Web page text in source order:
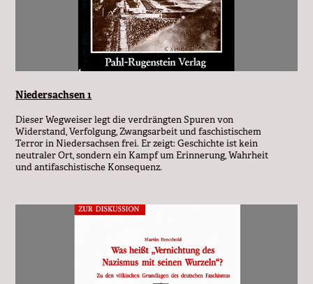
Niedersachsen 1
Dieser Wegweiser legt die verdrängten Spuren von
Widerstand, Verfolgung, Zwangsarbeit und faschistischem
Terror in Niedersachsen frei. Er zeigt: Geschichte ist kein
neutraler Ort, sondern ein Kampf um Erinnerung, Wahrheit
und antifaschistische Konsequenz.